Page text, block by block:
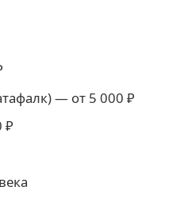
— от 5 000 ₽
₽